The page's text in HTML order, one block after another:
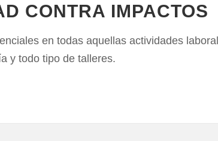
CONTRA IMPACTOS
en todas aquellas actividades
y todo tipo de talleres.